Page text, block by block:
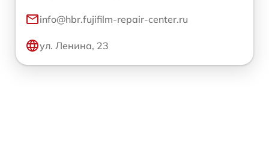
info@hbr.fujifilm-repair-center.ru
ул. Ленина, 23